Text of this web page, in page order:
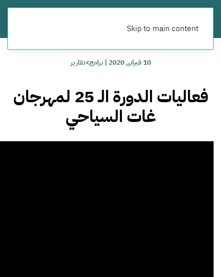
Skip to main content
10 فبراير, 2020 |برامج>تقارير
فعاليات الدورة الـ 25 لمهرجان
غات السياحي